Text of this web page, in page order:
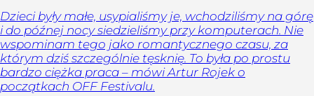
Dzieci były małe, usypialiśmy je, wchodziliśmy na górę
i do późnej nocy siedzieliśmy przy komputerach. Nie
wspominam tego jako romantycznego czasu, za
którym dziś szczególnie tęsknię. To była po prostu
bardzo ciężka praca – mówi Artur Rojek o
początkach OFF Festivalu.